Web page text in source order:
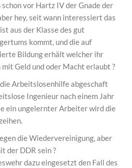
vor Hartz IV der Gnade der
hey, seit wann interessiert das
aus der Klasse des gut
kommt, und die auf
Bildung erhält welcher ihr
Geld und oder Macht erlaubt ?
Arbeitslosenhilfe abgeschaft
Ingenieur nach einem Jahr
ein ungelernter Arbeiter wird die
die Wiedervereinigung, aber
der DDR sein ?
dazu eingesetzt den Fall des